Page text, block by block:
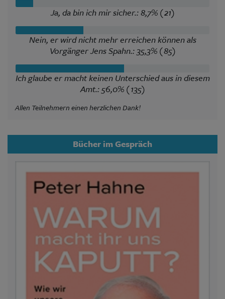
Ja, da bin ich mir sicher.: 8,7% (21)
Nein, er wird nicht mehr erreichen können als
Vorgänger Jens Spahn.: 35,3% (85)
Ich glaube er macht keinen Unterschied aus in diesem
Amt.: 56,0% (135)
Allen Teilnehmern einen herzlichen Dank!
Bücher im Gespräch